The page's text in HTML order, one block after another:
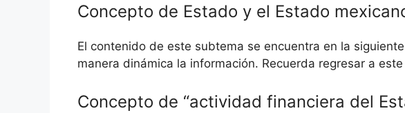
Concepto de Estado y el Estado
El contenido de este subtema se encuentra en la siguiente
manera dinámica la información. Recuerda regresar a
Concepto de “actividad financiera del